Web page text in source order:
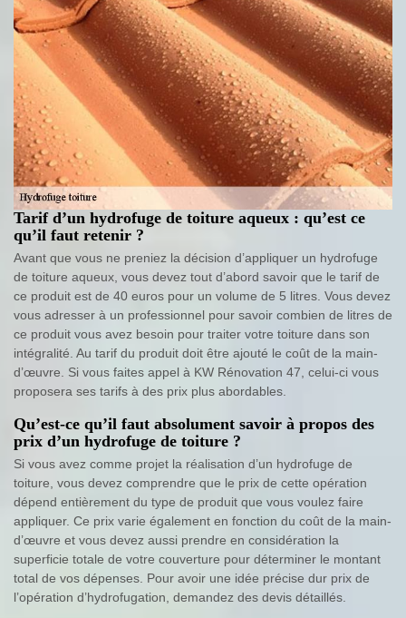
Tarif d’un hydrofuge de toiture aqueux : qu’est ce
qu’il faut retenir ?
Avant que vous ne preniez la décision d’appliquer un hydrofuge
de toiture aqueux, vous devez tout d’abord savoir que le tarif de
ce produit est de 40 euros pour un volume de 5 litres. Vous devez
vous adresser à un professionnel pour savoir combien de litres de
ce produit vous avez besoin pour traiter votre toiture dans son
intégralité. Au tarif du produit doit être ajouté le coût de la main-
d’œuvre. Si vous faites appel à KW Rénovation 47, celui-ci vous
proposera ses tarifs à des prix plus abordables.
Qu’est-ce qu’il faut absolument savoir à propos des
prix d’un hydrofuge de toiture ?
Si vous avez comme projet la réalisation d’un hydrofuge de
toiture, vous devez comprendre que le prix de cette opération
dépend entièrement du type de produit que vous voulez faire
appliquer. Ce prix varie également en fonction du coût de la main-
d’œuvre et vous devez aussi prendre en considération la
superficie totale de votre couverture pour déterminer le montant
total de vos dépenses. Pour avoir une idée précise dur prix de
l’opération d’hydrofugation, demandez des devis détaillés.